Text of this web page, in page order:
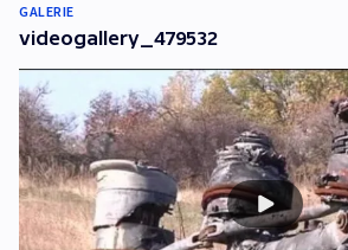
GALERIE
videogallery_479532